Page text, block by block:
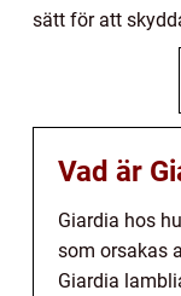
sätt för att
Vad är
Giardia hos
som orsakas
Giardia